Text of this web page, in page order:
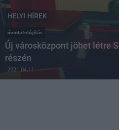
HELYI HÍREK
óvodafelújítás
Új városközpont jöhet létre
részén
2021.04.11